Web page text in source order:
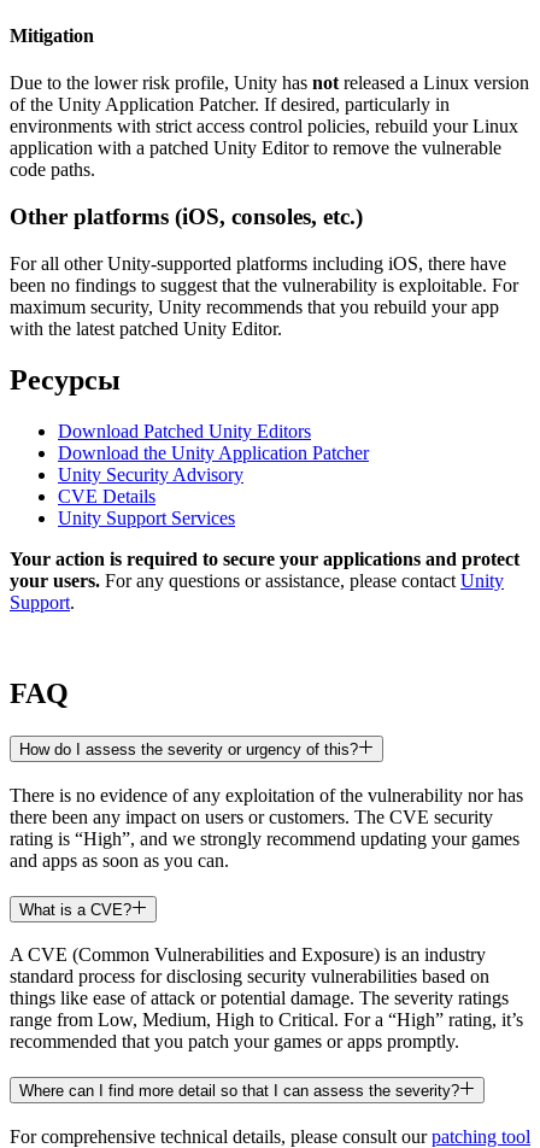
Mitigation
Due to the lower risk profile, Unity has not released a Linux version
of the Unity Application Patcher. If desired, particularly in
environments with strict access control policies, rebuild your Linux
application with a patched Unity Editor to remove the vulnerable
code paths.
Other platforms (iOS, consoles, etc.)
For all other Unity-supported platforms including iOS, there have
been no findings to suggest that the vulnerability is exploitable. For
maximum security, Unity recommends that you rebuild your app
with the latest patched Unity Editor.
Ресурсы
Download Patched Unity Editors
Download the Unity Application Patcher
Unity Security Advisory
CVE Details
Unity Support Services
Your action is required to secure your applications and protect
your users. For any questions or assistance, please contact Unity
Support.
FAQ
How do I assess the severity or urgency of this?
There is no evidence of any exploitation of the vulnerability nor has
there been any impact on users or customers. The CVE security
rating is “High”, and we strongly recommend updating your games
and apps as soon as you can.
What is a CVE?
A CVE (Common Vulnerabilities and Exposure) is an industry
standard process for disclosing security vulnerabilities based on
things like ease of attack or potential damage. The severity ratings
range from Low, Medium, High to Critical. For a “High” rating, it’s
recommended that you patch your games or apps promptly.
Where can I find more detail so that I can assess the severity?
For comprehensive technical details, please consult ourpatching tool